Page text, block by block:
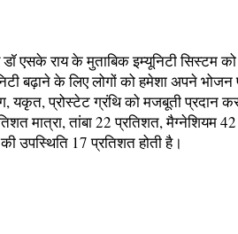
डॉ एसके राय के मुताबिक इम्यूनिटी सिस्टम
बढ़ाने के लिए लोगों को हमेशा अपने
यकृत, प्रोस्टेट ग्रंथि को मजबूती प्रदान
मात्रा, तांबा 22 प्रतिशत, मैग्नेशियम
उपस्थिति 17 प्रतिशत होती है।